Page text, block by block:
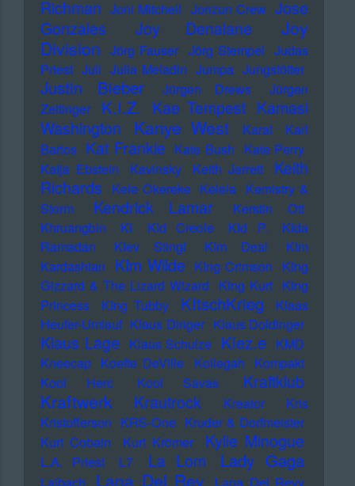
Richman Joni Mitchell Jonzun Crew Jose
Gonzales
Joy Denalane
Joy
Division Jörg Fauser Jörg Stempel Judas
Priest Juli Julia Meladin Jumpa Jungstötter
Justin Bieber Jürgen Drews
Jürgen
Zeltinger
K.I.Z. Kae Tempest Kamasi
Washington
Kanye West Karat
Karl
Bartos Kat Frankie Kate Bush Kate Perry
Katja Ebstein
Kavinsky Keith Jarrett
Keith
Richards Kele Okereke Kelela Kemistry &
Storm
Kendrick Lamar
Kerstin Ott
Khruangbin
KI KId Creole KId P.
KIda
Ramadan
KIev Stingl KIm Deal
KIm
Kardashian KIm Wilde KIng Crimson KIng
Gizzard & The Lizard Wizard KIng Kurt KIng
Princess
KIng Tubby KItschKrieg
Klaas
Heufer-Umlauf Klaus Dinger Klaus Doldinger
Klaus Lage Klaus Schulze Klez.e KMD
Kneecap Koefte DeVille Kollegah Kompakt
Kool Herc
Kool Savas Kraftklub
Kraftwerk Krautrock Kreator
Kris
Kristofferson KRS-One Kruder & Dorfmeister
Kurt Cobain
Kurt Krömer Kylie Minogue
L.A. Priest L7 La Lom Lady Gaga
Lana Del Rey